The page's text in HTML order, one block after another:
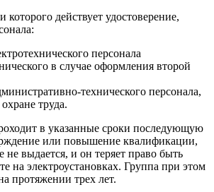
действует удостоверение,
персонала
в случае оформления второй
технического персонала,
труда.
в указанные сроки последующую
или повышение квалификации,
не выдается, и он теряет право быть
на электроустановках. Группа при этом
протяжении трех лет.